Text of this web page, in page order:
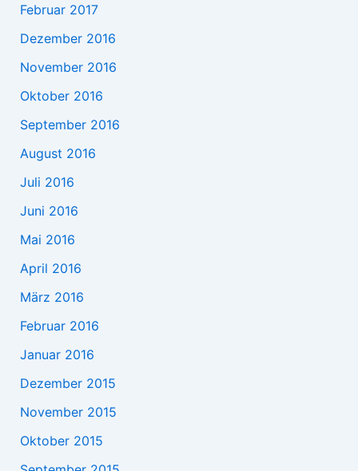
Februar 2017
Dezember 2016
November 2016
Oktober 2016
September 2016
August 2016
Juli 2016
Juni 2016
Mai 2016
April 2016
März 2016
Februar 2016
Januar 2016
Dezember 2015
November 2015
Oktober 2015